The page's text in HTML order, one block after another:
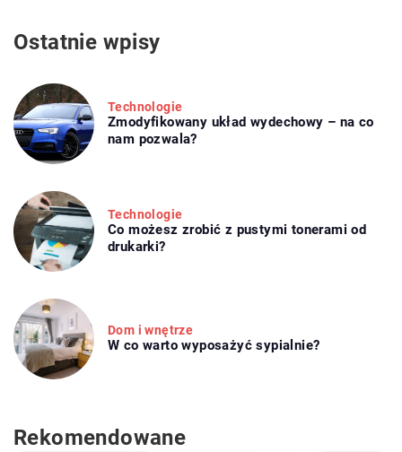
Ostatnie wpisy
Technologie
Zmodyfikowany układ wydechowy – na co
nam pozwala?
Technologie
Co możesz zrobić z pustymi tonerami od
drukarki?
Dom i wnętrze
W co warto wyposażyć sypialnie?
Rekomendowane